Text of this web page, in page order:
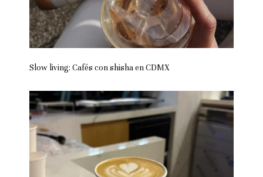
Slow living: Cafés con shisha en CDMX